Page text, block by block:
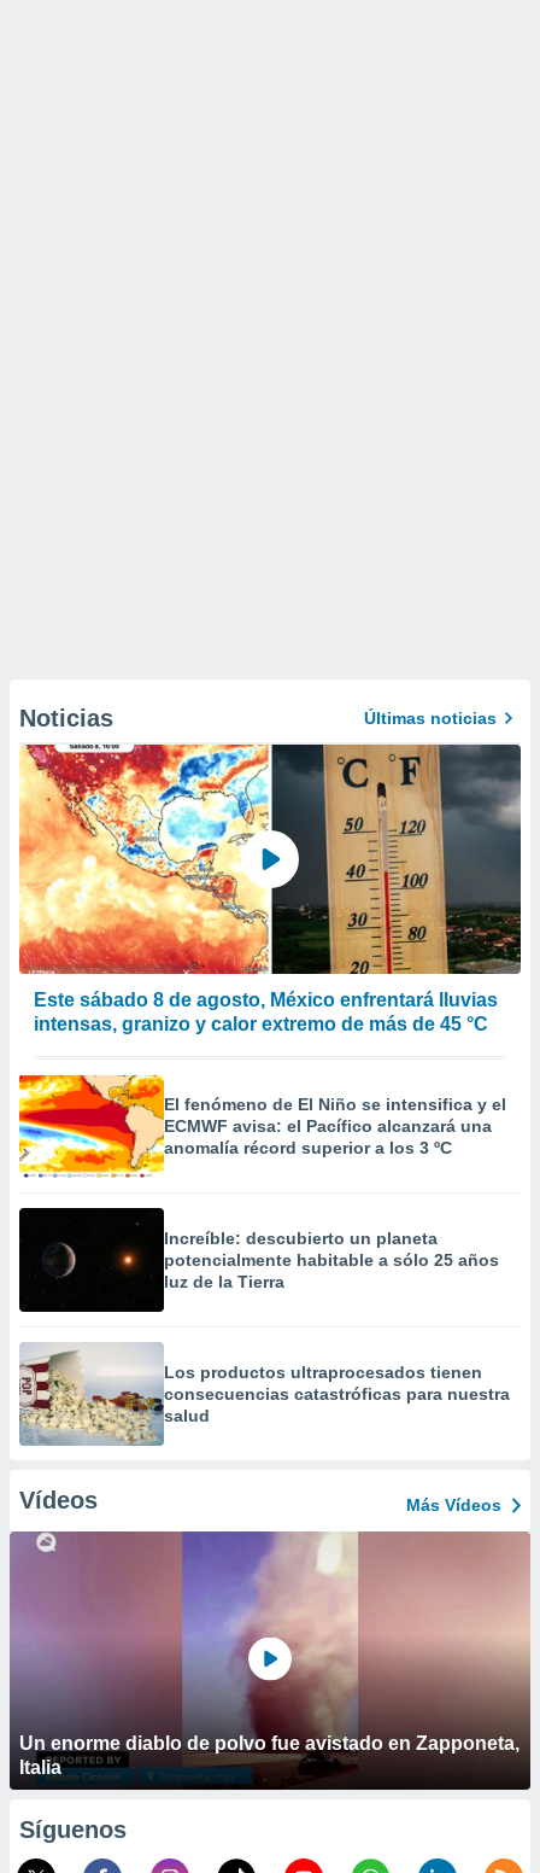
Noticias Últimas noticias
Este sábado 8 de agosto, México enfrentará lluvias
intensas, granizo y calor extremo de más de 45 °C
El fenómeno de El Niño se intensifica y el
ECMWF avisa: el Pacífico alcanzará una
anomalía récord superior a los 3 ºC
Increíble: descubierto un planeta
potencialmente habitable a sólo 25 años
luz de la Tierra
Los productos ultraprocesados ​​tienen
consecuencias catastróficas para nuestra
salud
Vídeos Más Vídeos
Un enorme diablo de polvo fue avistado en Zapponeta,
Italia
Síguenos